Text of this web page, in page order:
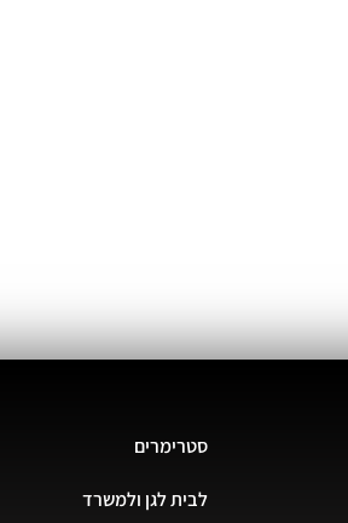
סטרימרים
לבית לגן ולמשרד